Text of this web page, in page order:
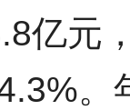
亿元